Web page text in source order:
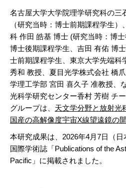
名古屋大学大学院理学研究科の三
（研究当時：博士前期課程学生
科 作田 皓基 博士 (研究当時：博
博士後期課程学生、吉田 有佑 博
士前期課程学生、東京大学先端科
秀和 教授、夏目光学株式会社 橋
学理工学部 宮田 喜久子 准教授、
光科学研究センター香村 芳樹 チ
グループは、 天文学分野と放射光
国産の高解像度宇宙X線望遠鏡の
本研究成果は、2026年4月7日（
国際学術誌「Publications of the
Pacific」に掲載されました。